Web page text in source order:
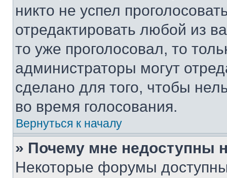
никто не успел
отредактировать любой из
то уже проголосовал, то
администраторы могут
сделано для того, чтобы
во время голосования.
Вернуться к началу
» Почему мне недоступны
Некоторые форумы